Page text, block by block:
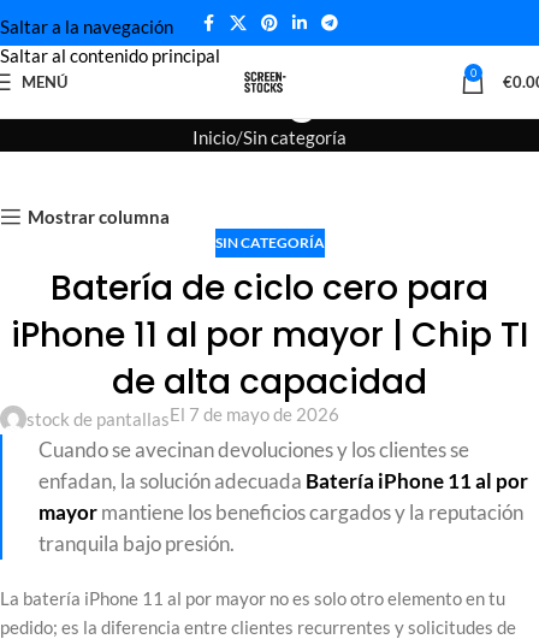
Saltar a la navegación
Saltar al contenido principal
MENÚ 0 €
Blog
Inicio Sin categoría
Mostrar columna
SIN CATEGORÍA
Batería de ciclo cero para
iPhone 11 al por mayor | Chip TI
de alta capacidad
stock de pantallasEl 7 de mayo de 2026
Cuando se avecinan devoluciones y los clientes se
enfadan, la solución adecuada Batería iPhone 11 al por
mayor mantiene los beneficios cargados y la reputación
tranquila bajo presión.
La batería iPhone 11 al por mayor no es solo otro elemento en tu
pedido; es la diferencia entre clientes recurrentes y solicitudes de